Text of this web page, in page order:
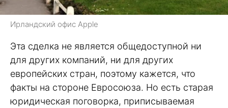
Ирландский офис Apple
Эта сделка не является общедоступной ни
для других компаний, ни для других
европейских стран, поэтому кажется, что
факты на стороне Евросоюза. Но есть старая
юридическая поговорка, приписываемая